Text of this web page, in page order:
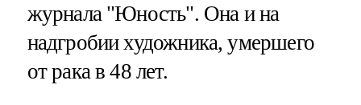
журнала "Юность". Она и на
надгробии художника, умершего
от рака в 48 лет.